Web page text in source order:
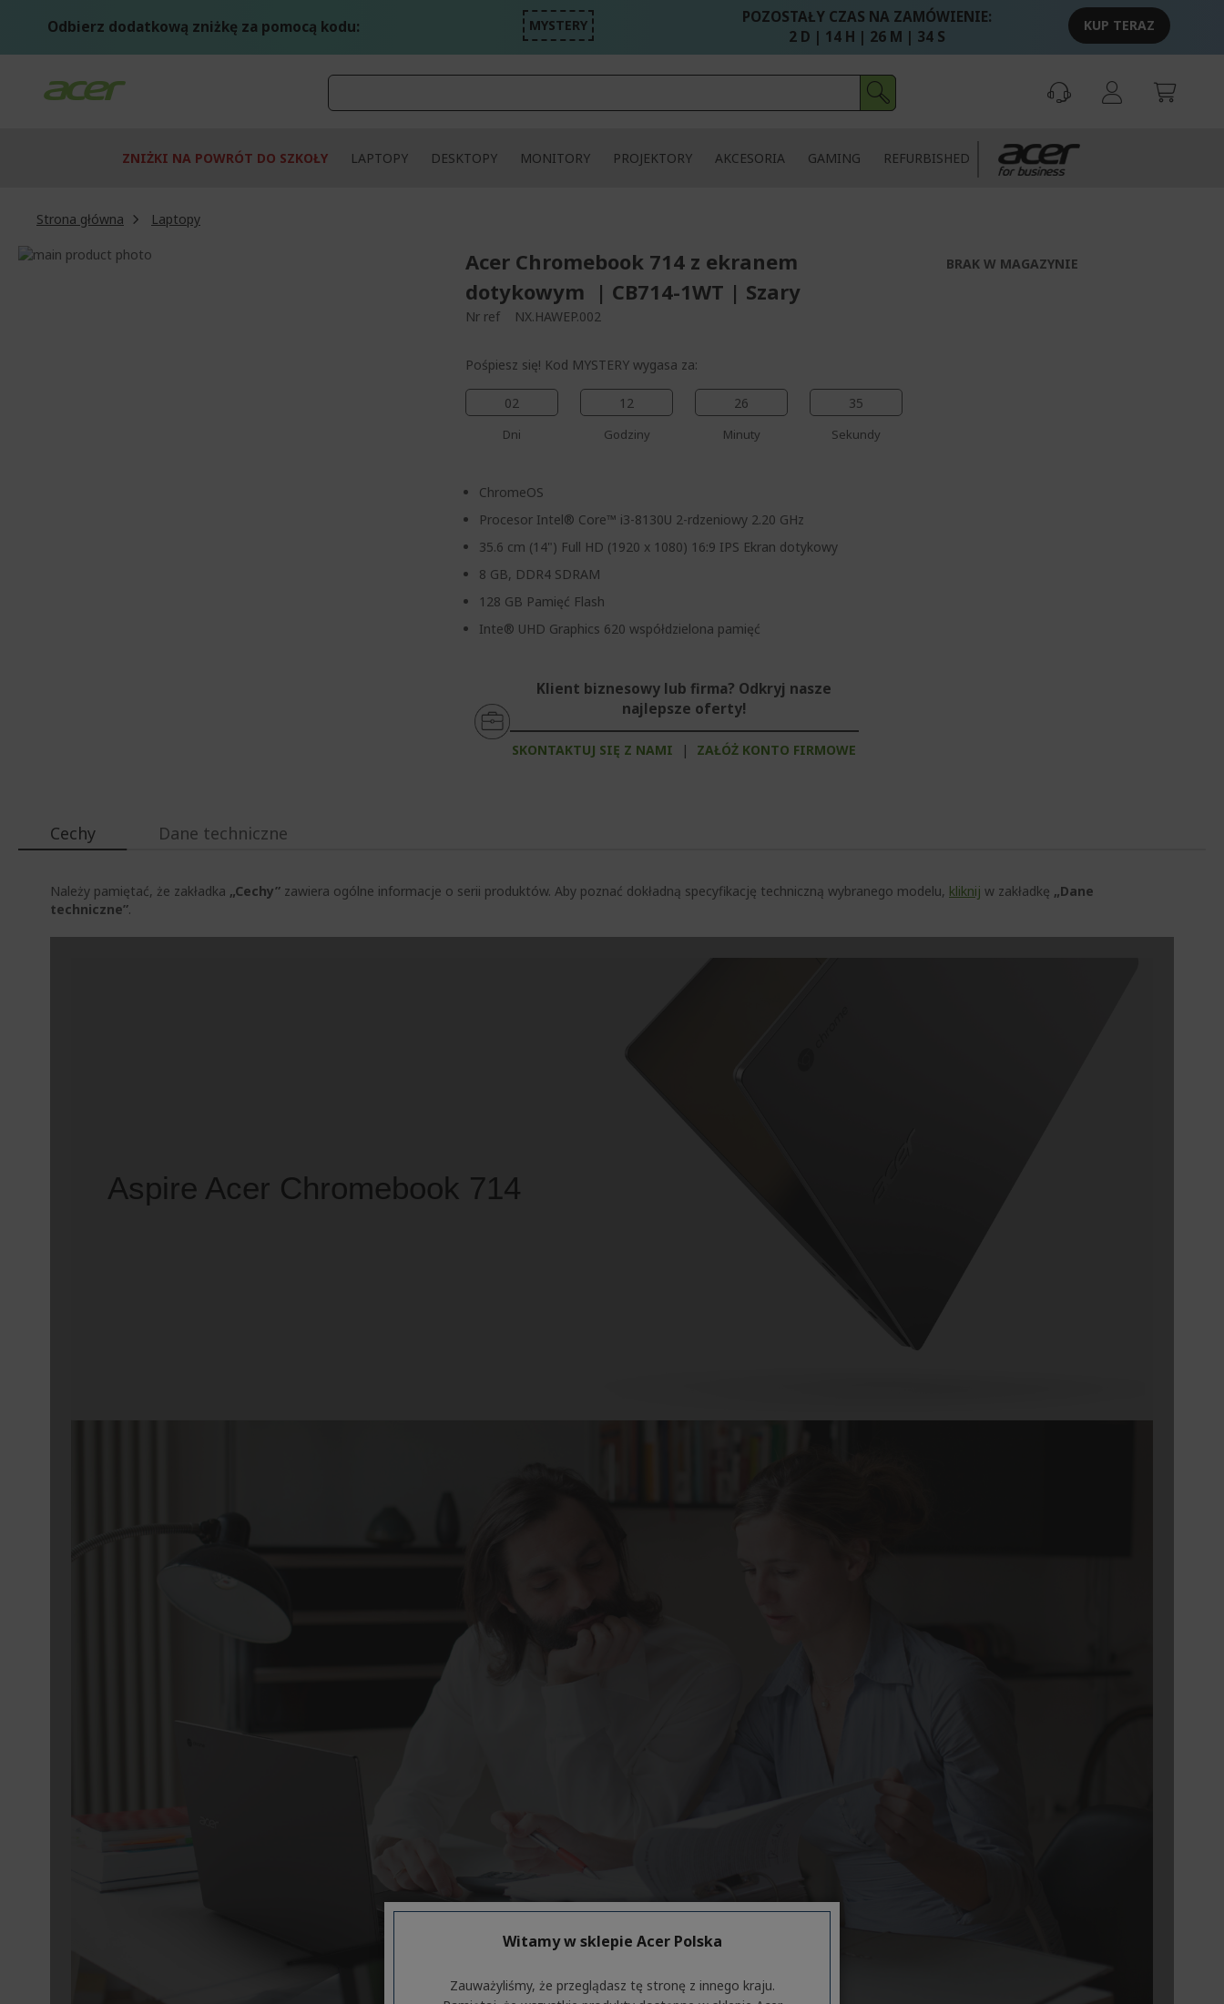
Odbierz dodatkową zniżkę za pomocą kodu: MYSTERY
POZOSTAŁY CZAS NA ZAMÓWIENIE:
2 D | 14 H | 26 M | 33 S
KUP TERAZ
ZNIŻKI NA POWRÓT DO SZKOŁY LAPTOPY DESKTOPY MONITORY PROJEKTORY AKCESORIA GAMING REFURBISHED
Strona główna
Laptopy
Przejdź
Acer Chromebook 714 z ekranem
dotykowym | CB714-1WT | Szary
Nr ref NX.HAWEP.002
Pośpiesz się! Kod MYSTERY wygasa za:
02
Dni
12
Godziny
26
Minuty
33
Sekundy
ChromeOS
Procesor Intel® Core™ i3-8130U 2-rdzeniowy 2.20 GHz
35.6 cm (14") Full HD (1920 x 1080) 16:9 IPS Ekran dotykowy
8 GB, DDR4 SDRAM
128 GB Pamięć Flash
Inte® UHD Graphics 620 współdzielona pamięć
Klient biznesowy lub firma? Odkryj nasze
najlepsze oferty!
SKONTAKTUJ SIĘ Z NAMI | ZAŁÓŻ KONTO FIRMOWE
BRAK W MAGAZYNIE
Cechy
Należy pamiętać, że zakładka „Cechy” zawiera ogólne informacje o serii produktów. Aby poznać dokładną specyfikację techniczną wybranego modelu, kliknij w zakładkę „Dane
techniczne”.
Dane techniczne
Witamy w sklepie Acer Polska
Zauważyliśmy, że przeglądasz tę stronę z innego kraju.